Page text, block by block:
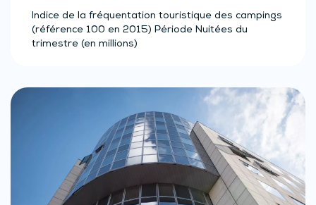
Indice de la fréquentation touristique des campings
(référence 100 en 2015) Période Nuitées du
trimestre (en millions)